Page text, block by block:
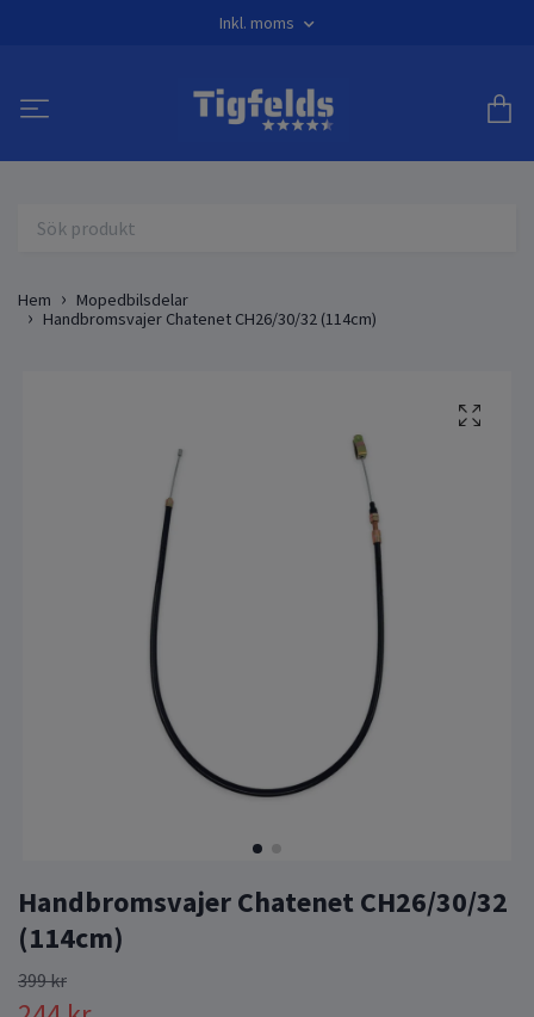
Inkl. moms
Hem
Mopedbilsdelar
Handbromsvajer Chatenet CH26/30/32 (114cm)
Handbromsvajer Chatenet CH26/30/32
(114cm)
399 kr